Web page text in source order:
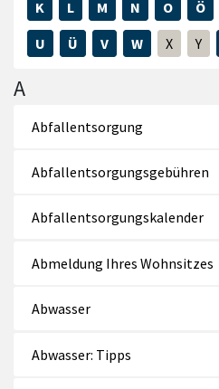
K
L M N O Ö
U
Ü V W X Y
A
Abfallentsorgung
Abfallentsorgungsgebühren
Abfallentsorgungskalender
Abmeldung Ihres Wohnsitzes
Abwasser
Abwasser: Tipps